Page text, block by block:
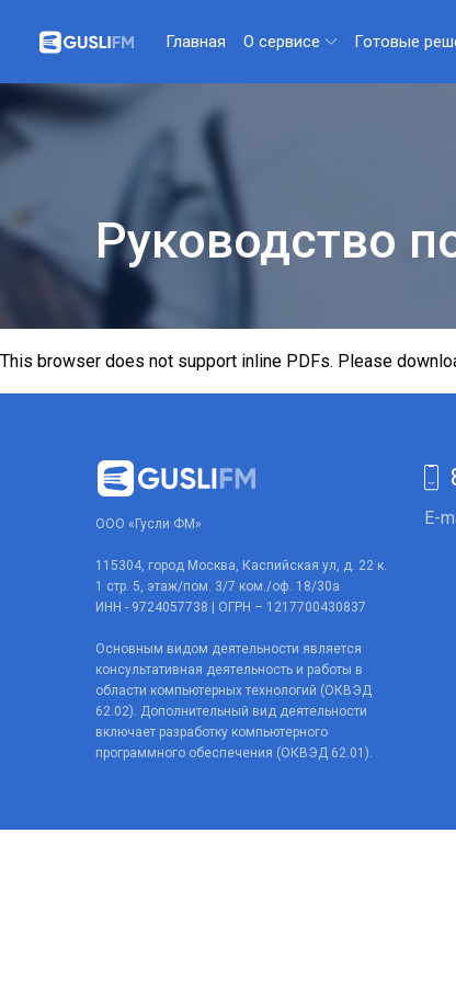
Главная О сервисе Готовые
Руководство
This browser does not support inline PDFs. Please
ООО «Гусли ФМ»
115304, город Москва, Каспийская ул, д. 22 к.
1 стр. 5, этаж/пом. 3/7 ком./оф. 18/30а
ИНН - 9724057738 | ОГРН – 1217700430837
Основным видом деятельности является
консультативная деятельность и работы в
области компьютерных технологий (ОКВЭД
62.02). Дополнительный вид деятельности
включает разработку компьютерного
программного обеспечения (ОКВЭД 62.01).
E-